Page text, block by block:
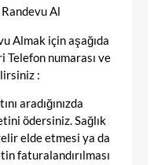
Al
Almak için aşağıda
numarası ve
:
aradığınızda
ödersiniz. Sağlık
elde etmesi ya da
faturalandırılması